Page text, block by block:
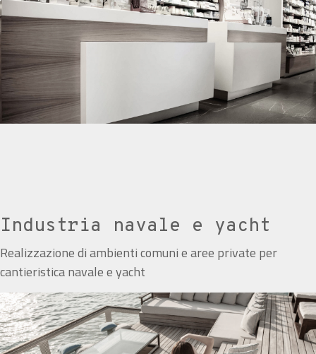
Industria navale e yacht
Realizzazione di ambienti comuni e aree private per
cantieristica navale e yacht